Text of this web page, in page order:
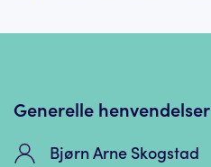
Generelle henvendelser
Bjørn Arne Skogstad